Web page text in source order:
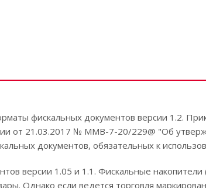
фискальных документов версии 1.2.
от 21.03.2017 № ММВ-7-20/229@ "Об
документов, обязательных к
версии 1.05 и 1.1. Фискальные
Однако если ведется торговля